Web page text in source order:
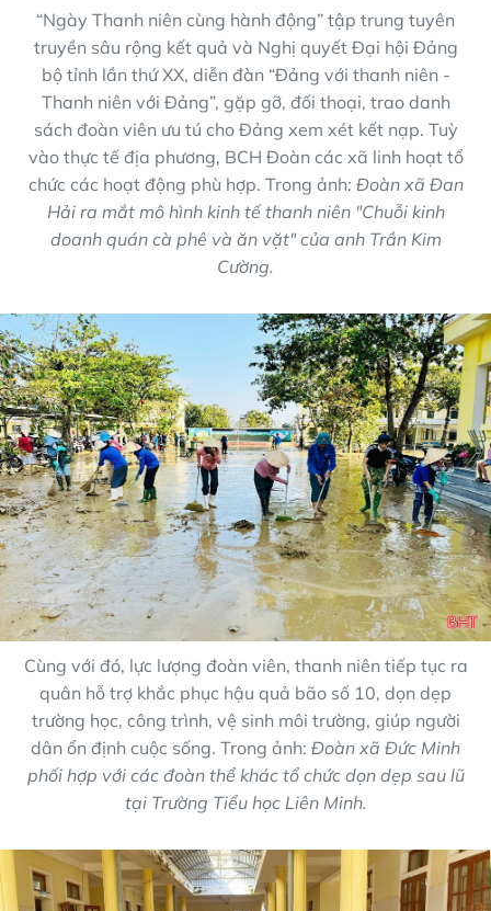
“Ngày Thanh niên cùng hành động” tập trung tuyên
truyền sâu rộng kết quả và Nghị quyết Đại hội Đảng
bộ tỉnh lần thứ XX, diễn đàn “Đảng với thanh niên -
Thanh niên với Đảng”, gặp gỡ, đối thoại, trao danh
sách đoàn viên ưu tú cho Đảng xem xét kết nạp. Tuỳ
vào thực tế địa phương, BCH Đoàn các xã linh hoạt tổ
chức các hoạt động phù hợp. Trong ảnh: Đoàn xã Đan
Hải ra mắt mô hình kinh tế thanh niên "Chuỗi kinh
doanh quán cà phê và ăn vặt" của anh Trần Kim
Cường.
Cùng với đó, lực lượng đoàn viên, thanh niên tiếp tục ra
quân hỗ trợ khắc phục hậu quả bão số 10, dọn dẹp
trường học, công trình, vệ sinh môi trường, giúp người
dân ổn định cuộc sống. Trong ảnh: Đoàn xã Đức Minh
phối hợp với các đoàn thể khác tổ chức dọn dẹp sau lũ
tại Trường Tiểu học Liên Minh.